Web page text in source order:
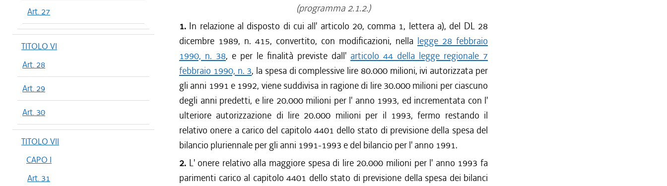
Art. 27
TITOLO VI
Art. 28
Art. 29
Art. 30
TITOLO VII
CAPO I
Art. 31
(programma 2.1.2.)
1. In relazione al disposto di cui all' articolo 20, comma 1, lettera a), del DL 28
dicembre 1989, n. 415, convertito, con modificazioni, nella legge 28 febbraio
1990, n. 38, e per le finalità previste dall' articolo 44 della legge regionale 7
febbraio 1990, n. 3, la spesa di complessive lire 80.000 milioni, ivi autorizzata per
gli anni 1991 e 1992, viene suddivisa in ragione di lire 30.000 milioni per ciascuno
degli anni predetti, e lire 20.000 milioni per l' anno 1993, ed incrementata con l'
ulteriore autorizzazione di lire 20.000 milioni per il 1993, fermo restando il
relativo onere a carico del capitolo 4401 dello stato di previsione della spesa del
bilancio pluriennale per gli anni 1991-1993 e del bilancio per l' anno 1991.
2. L' onere relativo alla maggiore spesa di lire 20.000 milioni per l' anno 1993 fa
parimenti carico al capitolo 4401 dello stato di previsione della spesa dei bilanci